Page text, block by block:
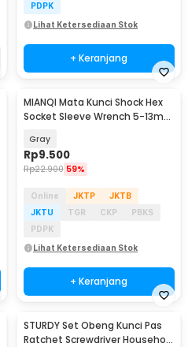
PDPK
Lihat Ketersediaan Stok
+ Keranjang
MIANQI Mata Kunci Shock Hex
Socket Sleeve Wrench 5-13mm
Gray
Rp9.500
Rp22.900 59%
Online JKTP
JKTB
JKTU
TGR CKP
PBKS
PDPK
Lihat Ketersediaan Stok
+ Keranjang
Akan Datang
STURDY Set Obeng Kunci Pas
Ratchet Screwdriver Household